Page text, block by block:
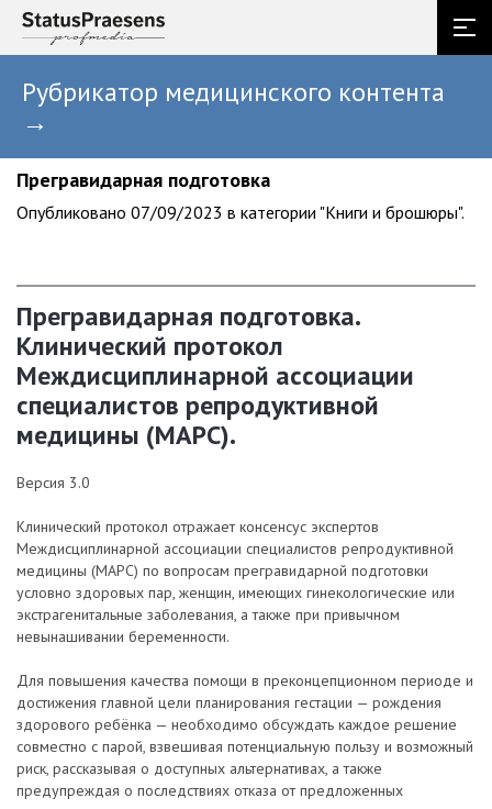
Рубрикатор медицинского контента
→
Прегравидарная подготовка
Опубликовано 07/09/2023 в категории "Книги и брошюры".
Прегравидарная подготовка.
Клинический протокол
Междисциплинарной ассоциации
специалистов репродуктивной
медицины (МАРС).
Версия 3.0
Клинический протокол отражает консенсус экспертов
Междисциплинарной ассоциации специалистов репродуктивной
медицины (МАРС) по вопросам прегравидарной подготовки
условно здоровых пар, женщин, имеющих гинекологические или
экстрагенитальные заболевания, а также при привычном
невынашивании беременности.
Для повышения качества помощи в преконцепционном периоде и
достижения главной цели планирования гестации — рождения
здорового ребёнка — необходимо обсуждать каждое решение
совместно с парой, взвешивая потенциальную пользу и возможный
риск, рассказывая о доступных альтернативах, а также
предупреждая о последствиях отказа от предложенных